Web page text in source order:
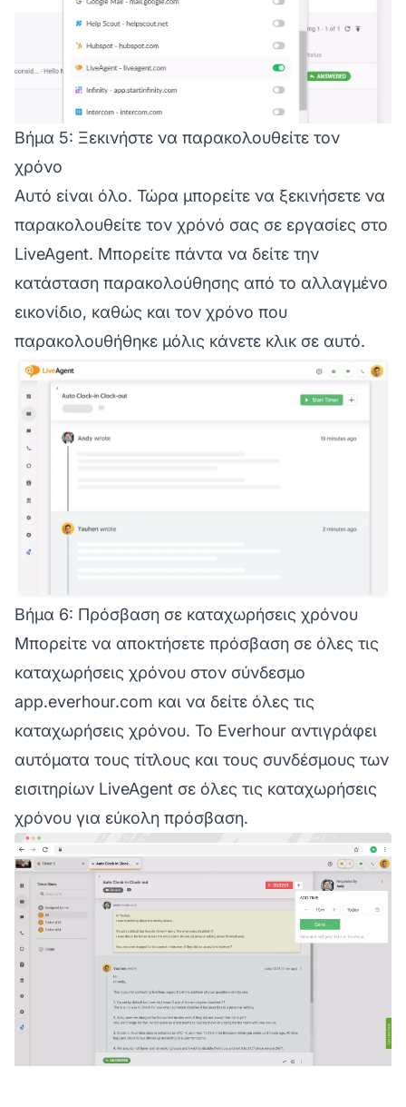
Βήμα 5: Ξεκινήστε να παρακολουθείτε τον
χρόνο
Αυτό είναι όλο. Τώρα μπορείτε να ξεκινήσετε να
παρακολουθείτε τον χρόνό σας σε εργασίες στο
LiveAgent. Μπορείτε πάντα να δείτε την
κατάσταση παρακολούθησης από το αλλαγμένο
εικονίδιο, καθώς και τον χρόνο που
παρακολουθήθηκε μόλις κάνετε κλικ σε αυτό.
Βήμα 6: Πρόσβαση σε καταχωρήσεις χρόνου
Μπορείτε να αποκτήσετε πρόσβαση σε όλες τις
καταχωρήσεις χρόνου στον σύνδεσμο
app.everhour.com και να δείτε όλες τις
καταχωρήσεις χρόνου. Το Everhour αντιγράφει
αυτόματα τους τίτλους και τους συνδέσμους των
εισιτηρίων LiveAgent σε όλες τις καταχωρήσεις
χρόνου για εύκολη πρόσβαση.